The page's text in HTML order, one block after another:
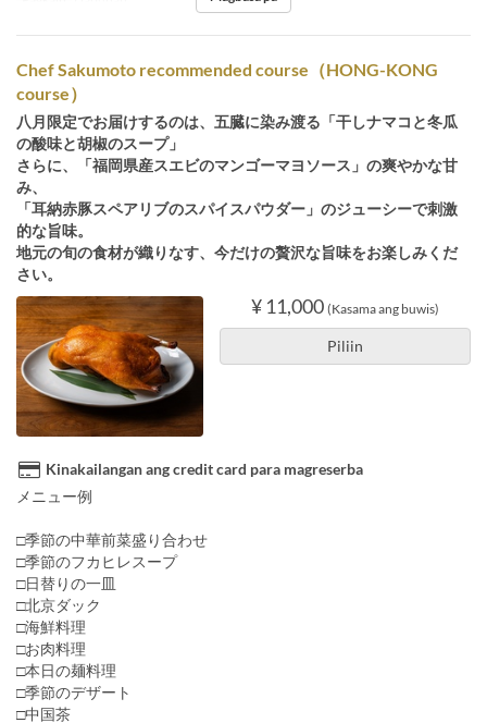
Chef Sakumoto recommended course（HONG-KONG
course）
八月限定でお届けするのは、五臓に染み渡る「干しナマコと冬瓜
の酸味と胡椒のスープ」
さらに、「福岡県産スエビのマンゴーマヨソース」の爽やかな甘
み、
「耳納赤豚スペアリブのスパイスパウダー」のジューシーで刺激
的な旨味。
地元の旬の食材が織りなす、今だけの贅沢な旨味をお楽しみくだ
さい。
¥ 11,000 (Kasama ang buwis)
Piliin
Kinakailangan ang credit card para magreserba
メニュー例
□季節の中華前菜盛り合わせ
□季節のフカヒレスープ
□日替りの一皿
□北京ダック
□海鮮料理
□お肉料理
□本日の麺料理
□季節のデザート
□中国茶